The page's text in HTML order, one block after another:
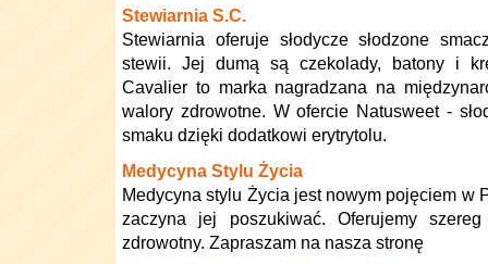
Stewiarnia S.C.
Stewiarnia oferuje słodycze słodzone
stewii. Jej dumą są czekolady, batony i
Cavalier to marka nagradzana na
walory zdrowotne. W ofercie Natusweet -
smaku dzięki dodatkowi erytrytolu.
Medycyna Stylu Życia
Medycyna stylu Życia jest nowym pojęciem w
zaczyna jej poszukiwać. Oferujemy
zdrowotny. Zapraszam na nasza stronę